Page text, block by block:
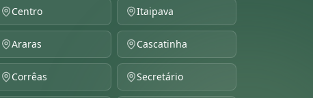
Centro Itaipava
Araras Cascatinha
Corrêas Secretário